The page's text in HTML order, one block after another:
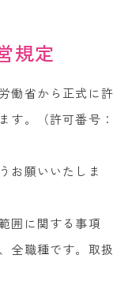
規定
働省から正式に許
す。（許可番号：
お願いいたしま
囲に関する事項
全職種です。取扱